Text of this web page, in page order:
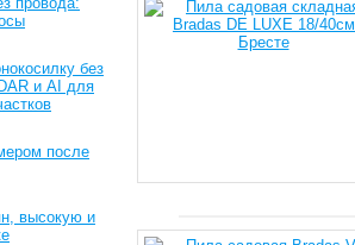
без
и AI для
после
высокую и